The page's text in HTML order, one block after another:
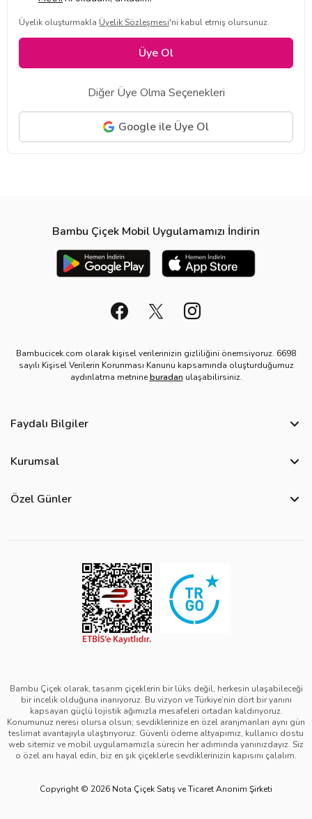
Üyelik oluşturmakla Üyelik Sözleşmesi'ni kabul etmiş olursunuz.
Üye Ol
Diğer Üye Olma Seçenekleri
Google ile Üye Ol
Bambu Çiçek Mobil Uygulamamızı İndirin
Bambucicek.com olarak kişisel verilerinizin gizliliğini önemsiyoruz. 6698
sayılı Kişisel Verilerin Korunması Kanunu kapsamında oluşturduğumuz
aydınlatma metnineburadan ulaşabilirsiniz.
Faydalı Bilgiler
Site Haritası
Görsel Kontrol Süreci
Ürün Sıralama Kriterleri
Kurumsal
Mesafeli Satış Sözleşmesi
Kurumsal Müşterilerimiz
Özel Günler
Anneler Günü Çiçekleri
Kadınlar Günü Çiçekleri
Babalar Günü Çiçekleri
Öğretmenler Günü Çiçekleri
Bambu Çiçek olarak, tasarım çiçeklerin bir lüks değil, herkesin ulaşabileceği
bir incelik olduğuna inanıyoruz. Bu vizyon ve Türkiye’nin dört bir yanını
kapsayan güçlü lojistik ağımızla mesafeleri ortadan kaldırıyoruz.
Konumunuz neresi olursa olsun; sevdiklerinize en özel aranjmanları aynı gün
teslimat avantajıyla ulaştırıyoruz. Güvenli ödeme altyapımız, kullanıcı dostu
web sitemiz ve mobil uygulamamızla sürecin her adımında yanınızdayız. Siz
o özel anı hayal edin, biz en şık çiçeklerle sevdiklerinizin kapısını çalalım.
Copyright © 2026 Nota Çiçek Satış ve Ticaret Anonim Şirketi